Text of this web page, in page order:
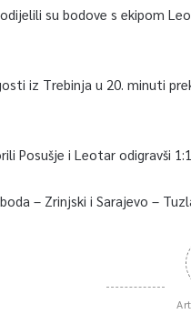
su bodove s ekipom
iz Trebinja u 20. minuti
Posušje i Leotar odigravši
– Zrinjski i Sarajevo –